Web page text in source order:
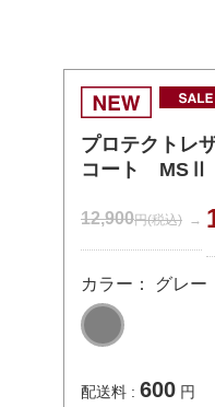
プロテクトレ
コート MSⅡ
12,900円(税込)
カラー： グレー
配送料 : 600 円